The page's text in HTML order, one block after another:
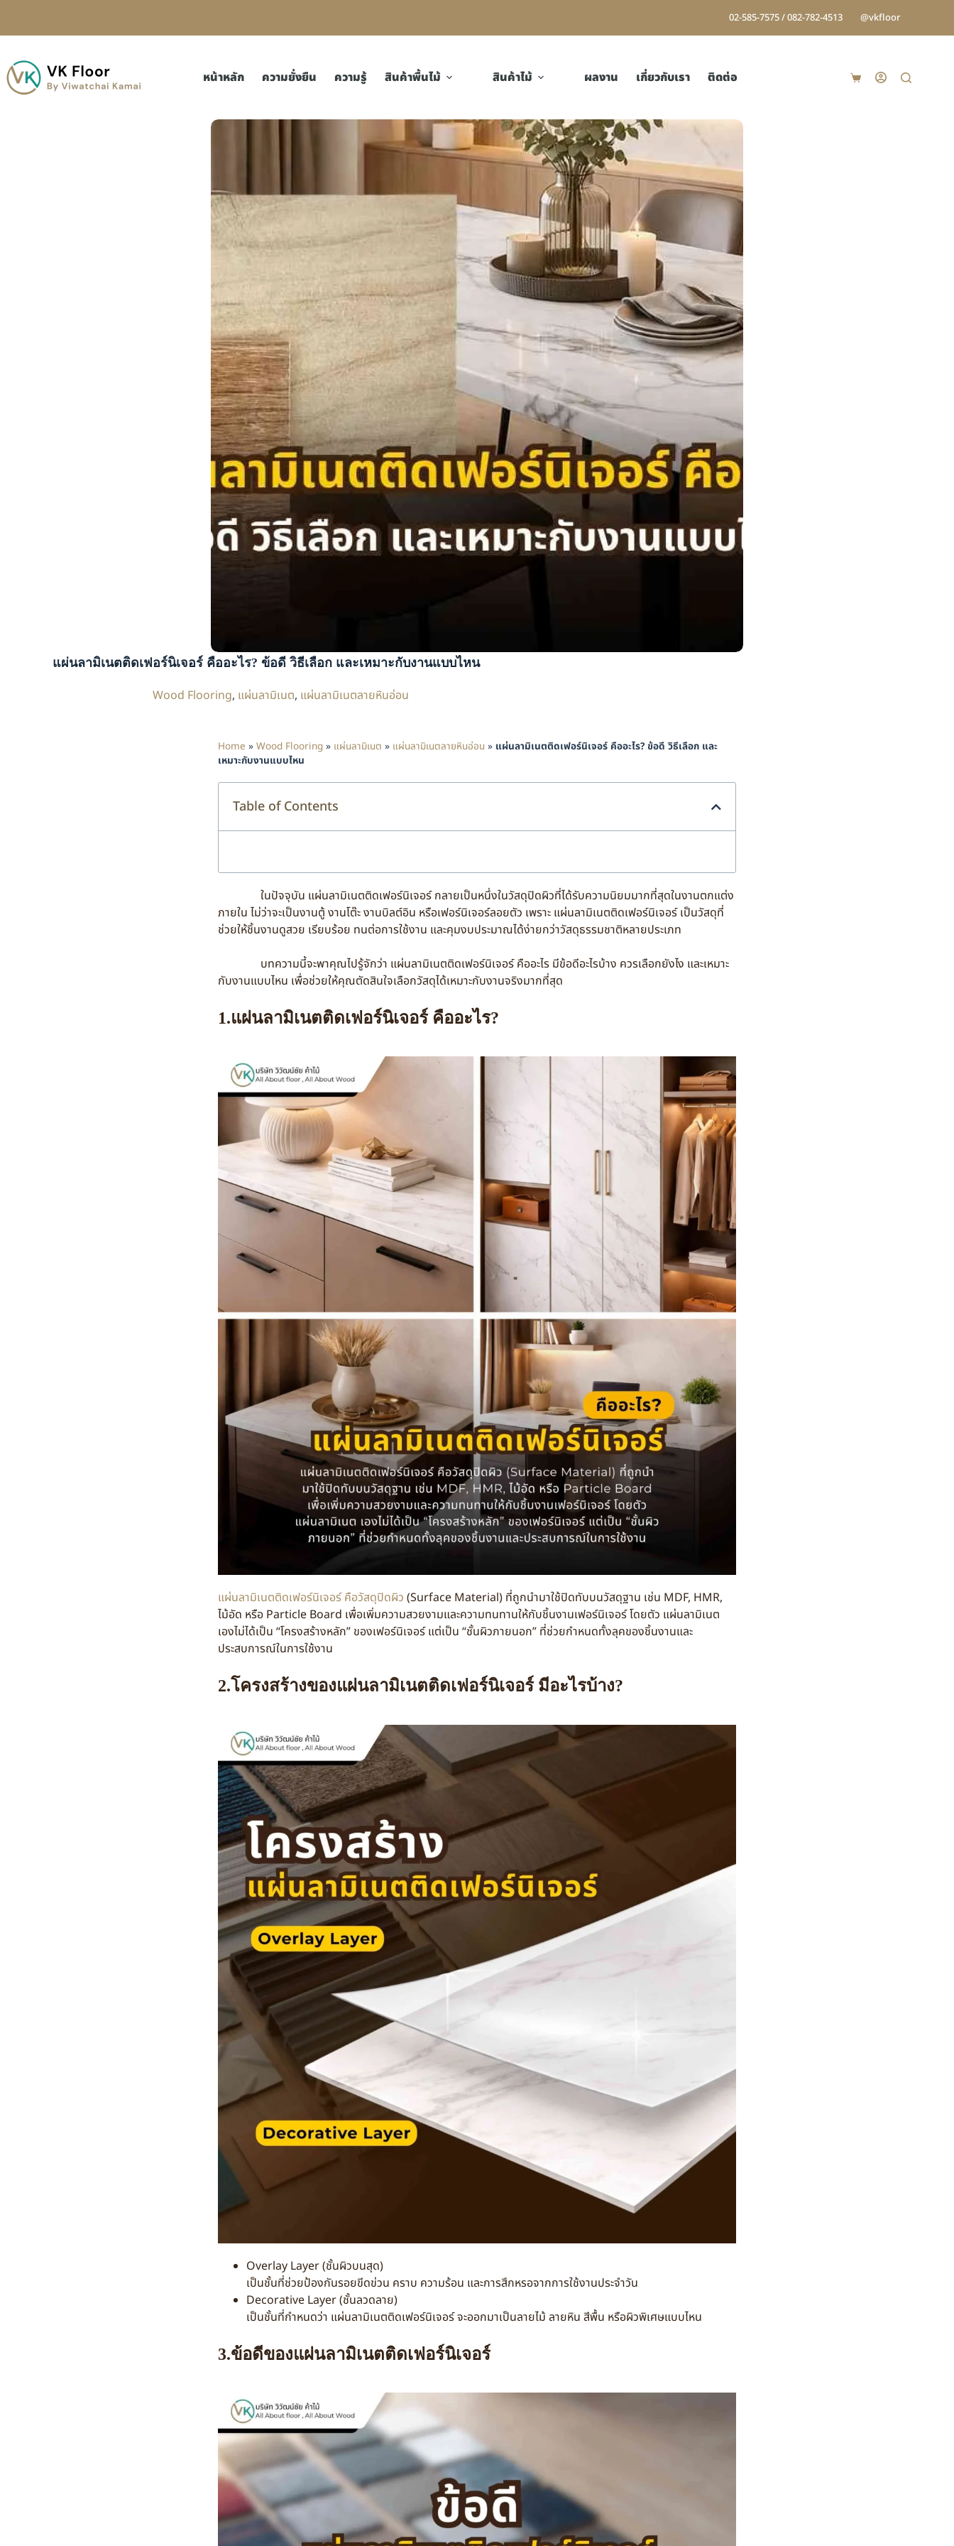
02-585-7575 / 082-782-4513 @vkfloor
หน้าหลัก ความยั่งยืน ความรู้ สินค้าพื้นไม้ สินค้าไม้ ผลงาน เกี่ยวกับเรา ติดต่อ
แผ่นลามิเนตติดเฟอร์นิเจอร์ คืออะไร? ข้อดี วิธีเลือก และเหมาะกับงานแบบไหน
Wood Flooring, แผ่นลามิเนต, แผ่นลามิเนตลายหินอ่อน
Home » Wood Flooring » แผ่นลามิเนต » แผ่นลามิเนตลายหินอ่อน » แผ่นลามิเนตติดเฟอร์นิเจอร์ คืออะไร? ข้อดี วิธีเลือก และ
เหมาะกับงานแบบไหน
Table of Contents
ในปัจจุบัน แผ่นลามิเนตติดเฟอร์นิเจอร์ กลายเป็นหนึ่งในวัสดุปิดผิวที่ได้รับความนิยมมากที่สุดในงานตกแต่ง
ภายใน ไม่ว่าจะเป็นงานตู้ งานโต๊ะ งานบิลต์อิน หรือเฟอร์นิเจอร์ลอยตัว เพราะ แผ่นลามิเนตติดเฟอร์นิเจอร์ เป็นวัสดุที่
ช่วยให้ชิ้นงานดูสวย เรียบร้อย ทนต่อการใช้งาน และคุมงบประมาณได้ง่ายกว่าวัสดุธรรมชาติหลายประเภท
บทความนี้จะพาคุณไปรู้จักว่า แผ่นลามิเนตติดเฟอร์นิเจอร์ คืออะไร มีข้อดีอะไรบ้าง ควรเลือกยังไง และเหมาะ
กับงานแบบไหน เพื่อช่วยให้คุณตัดสินใจเลือกวัสดุได้เหมาะกับงานจริงมากที่สุด
1.แผ่นลามิเนตติดเฟอร์นิเจอร์ คืออะไร?
แผ่นลามิเนตติดเฟอร์นิเจอร์ คือวัสดุปิดผิว (Surface Material) ที่ถูกนำมาใช้ปิดทับบนวัสดุฐาน เช่น MDF, HMR,
ไม้อัด หรือ Particle Board เพื่อเพิ่มความสวยงามและความทนทานให้กับชิ้นงานเฟอร์นิเจอร์ โดยตัว แผ่นลามิเนต
เองไม่ได้เป็น “โครงสร้างหลัก” ของเฟอร์นิเจอร์ แต่เป็น “ชั้นผิวภายนอก” ที่ช่วยกำหนดทั้งลุคของชิ้นงานและ
ประสบการณ์ในการใช้งาน
2.โครงสร้างของแผ่นลามิเนตติดเฟอร์นิเจอร์ มีอะไรบ้าง?
Overlay Layer (ชั้นผิวบนสุด)
เป็นชั้นที่ช่วยป้องกันรอยขีดข่วน คราบ ความร้อน และการสึกหรอจากการใช้งานประจำวัน
Decorative Layer (ชั้นลวดลาย)
เป็นชั้นที่กำหนดว่า แผ่นลามิเนตติดเฟอร์นิเจอร์ จะออกมาเป็นลายไม้ ลายหิน สีพื้น หรือผิวพิเศษแบบไหน
3.ข้อดีของแผ่นลามิเนตติดเฟอร์นิเจอร์